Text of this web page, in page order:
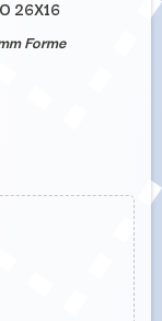
26X16
Forme